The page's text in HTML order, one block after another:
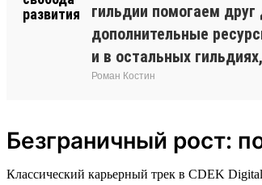
гильдии помогаем
дополнительные
и в остальных
Роман Костин
Безграничный рост:
Классический карьерный трек в CDEK